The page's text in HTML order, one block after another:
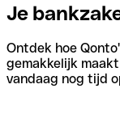
Je
Ontdek hoe
gemakkelijk
vandaag nog tijd